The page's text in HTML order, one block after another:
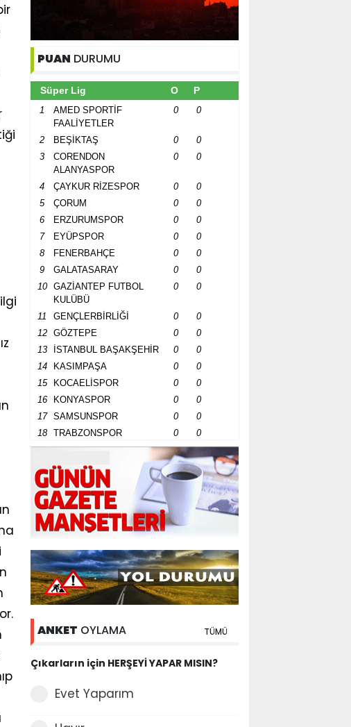
PUAN DURUMU
Süper Lig O P
1
AMED SPORTİF
FAALİYETLER
0 0
2 BEŞİKTAŞ 0
0
3
CORENDON
ALANYASPOR
0 0
4 ÇAYKUR RİZESPOR 0
0
5
ÇORUM 0
0
6
ERZURUMSPOR 0
0
7
EYÜPSPOR 0
0
8
FENERBAHÇE 0
0
9
GALATASARAY 0
0
10
GAZİANTEP FUTBOL
KULÜBÜ
0 0
11 GENÇLERBİRLİĞİ 0
0
12
GÖZTEPE 0
0
13
İSTANBUL BAŞAKŞEHİR 0
0
14
KASIMPAŞA 0
0
15
KOCAELİSPOR 0
0
16
KONYASPOR 0
0
17
SAMSUNSPOR 0
0
18
TRABZONSPOR 0 0
ANKET OYLAMA TÜMÜ
Çıkarların için HERŞEYİ YAPAR MISIN?
Evet Yaparım